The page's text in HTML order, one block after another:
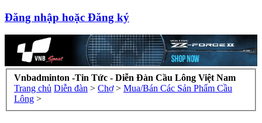
Đăng nhập hoặc Đăng ký
Vnbadminton -Tin Tức - Diễn Đàn Cầu Lông Việt Nam
Trang chủ Diễn đàn > Chợ > Mua/Bán Các Sản Phẩm Cầu
Lông >